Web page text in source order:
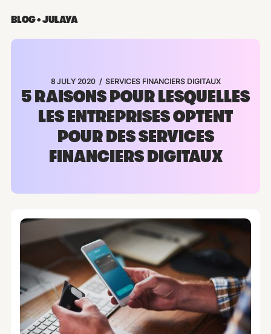
BLOG • JULAYA
8 JULY 2020 / SERVICES FINANCIERS DIGITAUX
5 RAISONS POUR LESQUELLES
LES ENTREPRISES OPTENT
POUR DES SERVICES
FINANCIERS DIGITAUX